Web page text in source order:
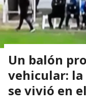
Un balón
vehicular:
se vivió en